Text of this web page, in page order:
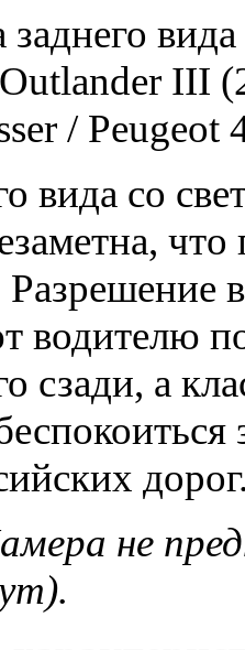
III
/ Peugeot
вида со
водителю
сзади, а
не